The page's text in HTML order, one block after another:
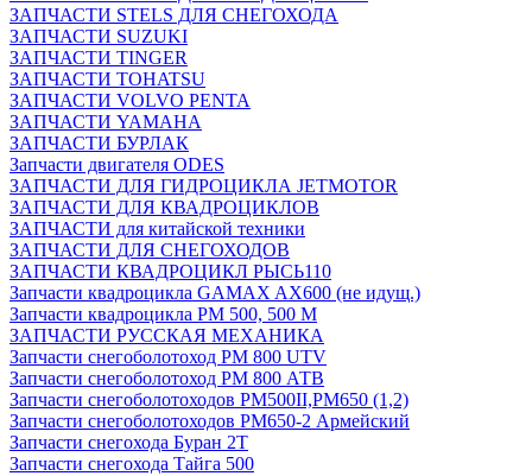
ЗАПЧАСТИ STELS ДЛЯ СНЕГОХОДА
ЗАПЧАСТИ SUZUKI
ЗАПЧАСТИ TINGER
ЗАПЧАСТИ TOHATSU
ЗАПЧАСТИ VOLVO PENTA
ЗАПЧАСТИ YAMAHA
ЗАПЧАСТИ БУРЛАК
Запчасти двигателя ODES
ЗАПЧАСТИ ДЛЯ ГИДРОЦИКЛА JETMOTOR
ЗАПЧАСТИ ДЛЯ КВАДРОЦИКЛОВ
ЗАПЧАСТИ для китайской техники
ЗАПЧАСТИ ДЛЯ СНЕГОХОДОВ
ЗАПЧАСТИ КВАДРОЦИКЛ РЫСЬ110
Запчасти квадроцикла GAMAX AX600 (не идущ.)
Запчасти квадроцикла РМ 500, 500 М
ЗАПЧАСТИ РУССКАЯ МЕХАНИКА
Запчасти снегоболотоход РМ 800 UTV
Запчасти снегоболотоход РМ 800 АТВ
Запчасти снегоболотоходов РМ500II,РМ650 (1,2)
Запчасти снегоболотоходов РМ650-2 Армейский
Запчасти снегохода Буран 2Т
Запчасти снегохода Тайга 500